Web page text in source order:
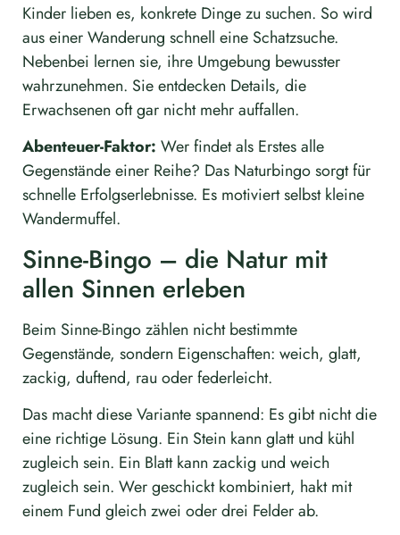
Kinder lieben es, konkrete Dinge zu suchen. So wird
aus einer Wanderung schnell eine Schatzsuche.
Nebenbei lernen sie, ihre Umgebung bewusster
wahrzunehmen. Sie entdecken Details, die
Erwachsenen oft gar nicht mehr auffallen.
Abenteuer-Faktor: Wer findet als Erstes alle
Gegenstände einer Reihe? Das Naturbingo sorgt für
schnelle Erfolgserlebnisse. Es motiviert selbst kleine
Wandermuffel.
Sinne-Bingo – die Natur mit
allen Sinnen erleben
Beim Sinne-Bingo zählen nicht bestimmte
Gegenstände, sondern Eigenschaften: weich, glatt,
zackig, duftend, rau oder federleicht.
Das macht diese Variante spannend: Es gibt nicht die
eine richtige Lösung. Ein Stein kann glatt und kühl
zugleich sein. Ein Blatt kann zackig und weich
zugleich sein. Wer geschickt kombiniert, hakt mit
einem Fund gleich zwei oder drei Felder ab.